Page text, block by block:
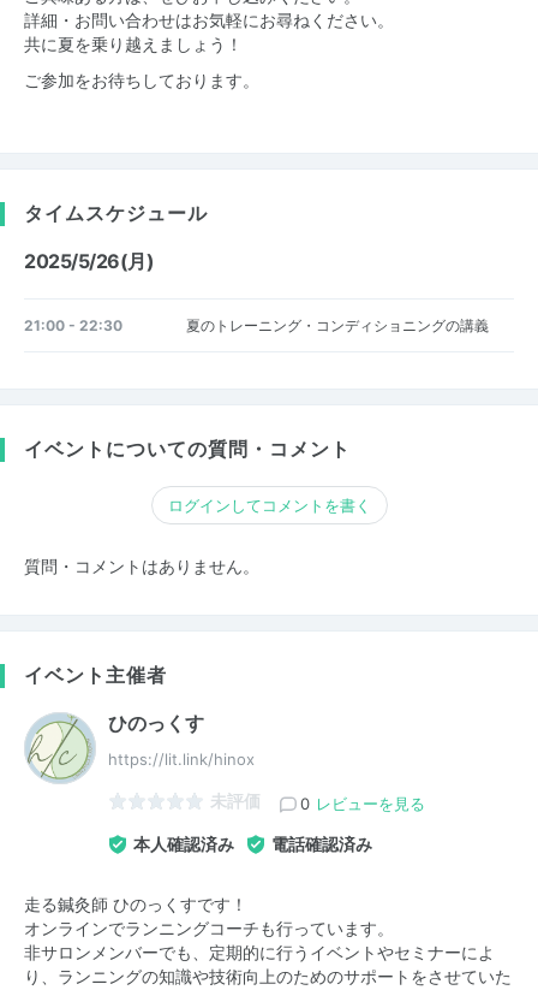
詳細・お問い合わせはお気軽にお尋ねください。
共に夏を乗り越えましょう！
ご参加をお待ちしております。
タイムスケジュール
2025/5/26(月)
21:00 - 22:30 夏のトレーニング・コンディショニングの講義
イベントについての質問・コメント
ログインしてコメントを書く
質問・コメントはありません。
イベント主催者
ひのっくす
https://lit.link/hinox
未評価 0 レビューを見る
本人確認済み 電話確認済み
走る鍼灸師 ひのっくすです！
オンラインでランニングコーチも行っています。
非サロンメンバーでも、定期的に行うイベントやセミナーによ
り、ランニングの知識や技術向上のためのサポートをさせていた